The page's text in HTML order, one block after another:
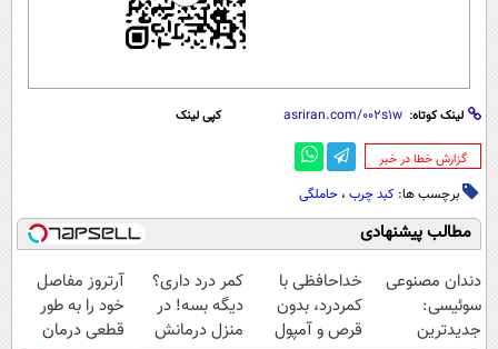
لینک کوتاه: کپی لینک
‌گزارش خطا در خبر
برچسب ها: کبد چرب ، حاملگی
مطالب پیشنهادی
دندان مصنوعی
سوئیسی:
جدیدترین
خداحافظی با
کمردرد، بدون
قرص و آمپول
کمر درد داری؟
دیگه بسه! در
منزل درمانش
آرتروز مفاصل
خود را به طور
قطعی درمان